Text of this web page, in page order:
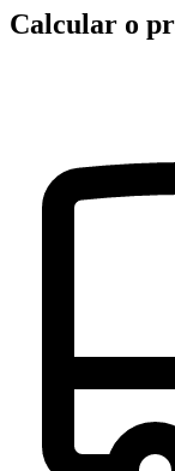
Calcular o